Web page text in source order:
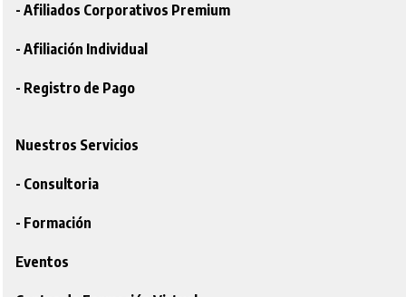
- Afiliados Corporativos Premium
- Afiliación Individual
- Registro de Pago
Nuestros Servicios
- Consultoria
- Formación
Eventos